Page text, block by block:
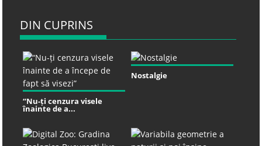
DIN CUPRINS
“Nu-ți cenzura visele
înainte de a...
Nostalgie